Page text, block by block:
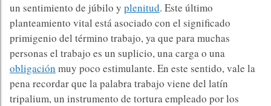
un sentimiento de júbilo y plenitud. Este último
planteamiento vital está asociado con el significado
primigenio del término trabajo, ya que para muchas
personas el trabajo es un suplicio, una carga o una
obligación muy poco estimulante. En este sentido, vale la
pena recordar que la palabra trabajo viene del latín
tripalium, un instrumento de tortura empleado por los